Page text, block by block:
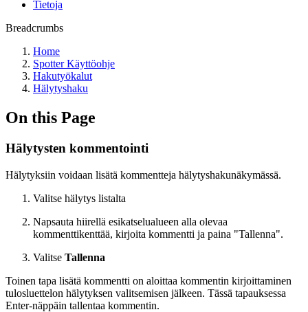
Tietoja
Breadcrumbs
Home
Spotter Käyttöohje
Hakutyökalut
Hälytyshaku
On this Page
Hälytysten kommentointi
Hälytyksiin voidaan lisätä kommentteja hälytyshakunäkymässä.
Valitse hälytys listalta
Napsauta hiirellä esikatselualueen alla olevaa
kommenttikenttää, kirjoita kommentti ja paina "Tallenna".
Valitse Tallenna
Toinen tapa lisätä kommentti on aloittaa kommentin kirjoittaminen
tulosluettelon hälytyksen valitsemisen jälkeen. Tässä tapauksessa
Enter-näppäin tallentaa kommentin.